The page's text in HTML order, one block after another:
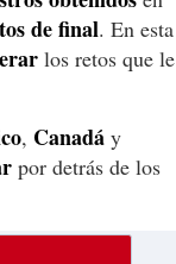
definal. En esta
los retos que le
, Canadá y
por detrás de los